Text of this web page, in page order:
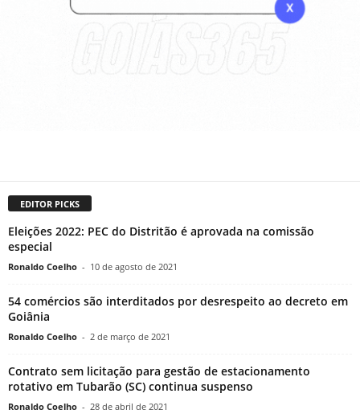
EDITOR PICKS
Eleições 2022: PEC do Distritão é aprovada na comissão
especial
Ronaldo Coelho - 10 de agosto de 2021
54 comércios são interditados por desrespeito ao decreto em
Goiânia
Ronaldo Coelho - 2 de março de 2021
Contrato sem licitação para gestão de estacionamento
rotativo em Tubarão (SC) continua suspenso
Ronaldo Coelho - 28 de abril de 2021